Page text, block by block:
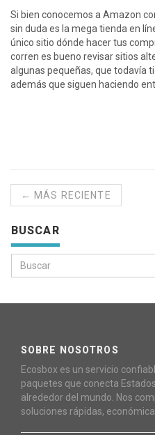
Si bien conocemos a Amazon
sin duda es la mega tienda en
único sitio dónde hacer tus
corren es bueno revisar sitios
algunas pequeñas, que todavía
además que siguen haciendo
← MÁS RECIENTE
BUSCAR
SOBRE NOSOTROS
Ecosbox es un servicio
paquetes que conecta
alrededor del mundo. Nos
soluciones rápidas,